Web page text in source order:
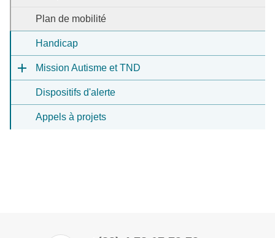
Plan de mobilité
Handicap
Mission Autisme et TND
Dispositifs d'alerte
Appels à projets